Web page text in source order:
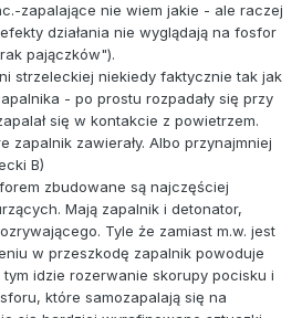
zapalające nie wiem jakie - ale raczej
działania nie wyglądają na fosfor
pajączków").
strzeleckiej niekiedy faktycznie tak jak
- po prostu rozpadały się przy
się w kontakcie z powietrzem.
zapalnik zawierały. Albo przynajmniej
B)
zbudowane są najczęściej
Mają zapalnik i detonator,
Tyle że zamiast m.w. jest
w przeszkodę zapalnik powoduje
idzie rozerwanie skorupy pocisku i
które samozapalają się na